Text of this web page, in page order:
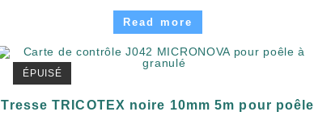
Read more
ÉPUISÉ
Tresse TRICOTEX noire 10mm 5m pour poêle